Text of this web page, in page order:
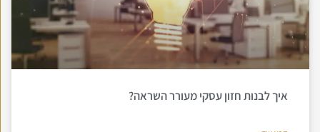
איך לבנות חזון עסקי מעורר השראה?